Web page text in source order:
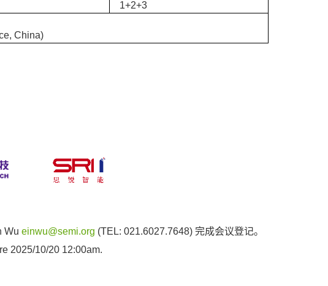
1+2+3
China)
Wu einwu@semi.org (TEL: 021.6027.7648) 完成会议登记。
2025/10/20 12:00am.